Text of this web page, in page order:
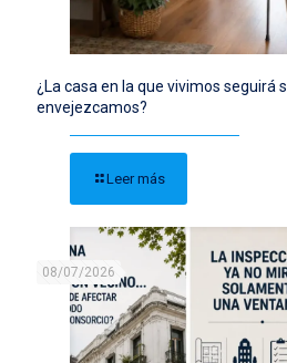
¿La casa en la que vivimos seguirá
envejezcamos?
Leer más
08/07/2026